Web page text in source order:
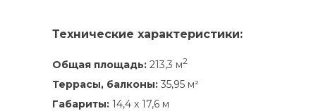
Технические характеристики:
Общая площадь: 213,3 м2
Террасы, балконы: 35,95 м²
Габариты: 14,4 х 17,6 м